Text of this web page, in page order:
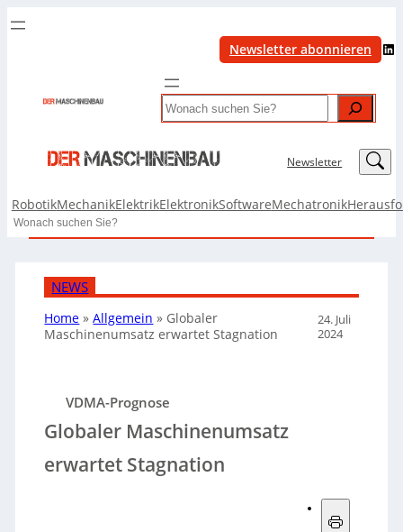
Newsletter abonnieren LinkedIn
Search
Newsletter LinkedIn
RobotikMechanikElektrikElektronikSoftwareMechatronik
Search
NEWS
Home »Allgemein » Globaler
Maschinenumsatz erwartet Stagnation
24. Juli
2024
VDMA-Prognose
Globaler Maschinenumsatz
erwartet Stagnation